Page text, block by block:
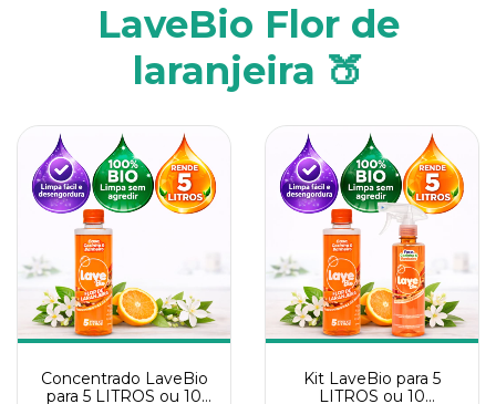
LaveBio Flor de
laranjeira 🍑
Concentrado LaveBio
para 5 LITROS ou 10
Kit LaveBio para 5
LITROS ou 10